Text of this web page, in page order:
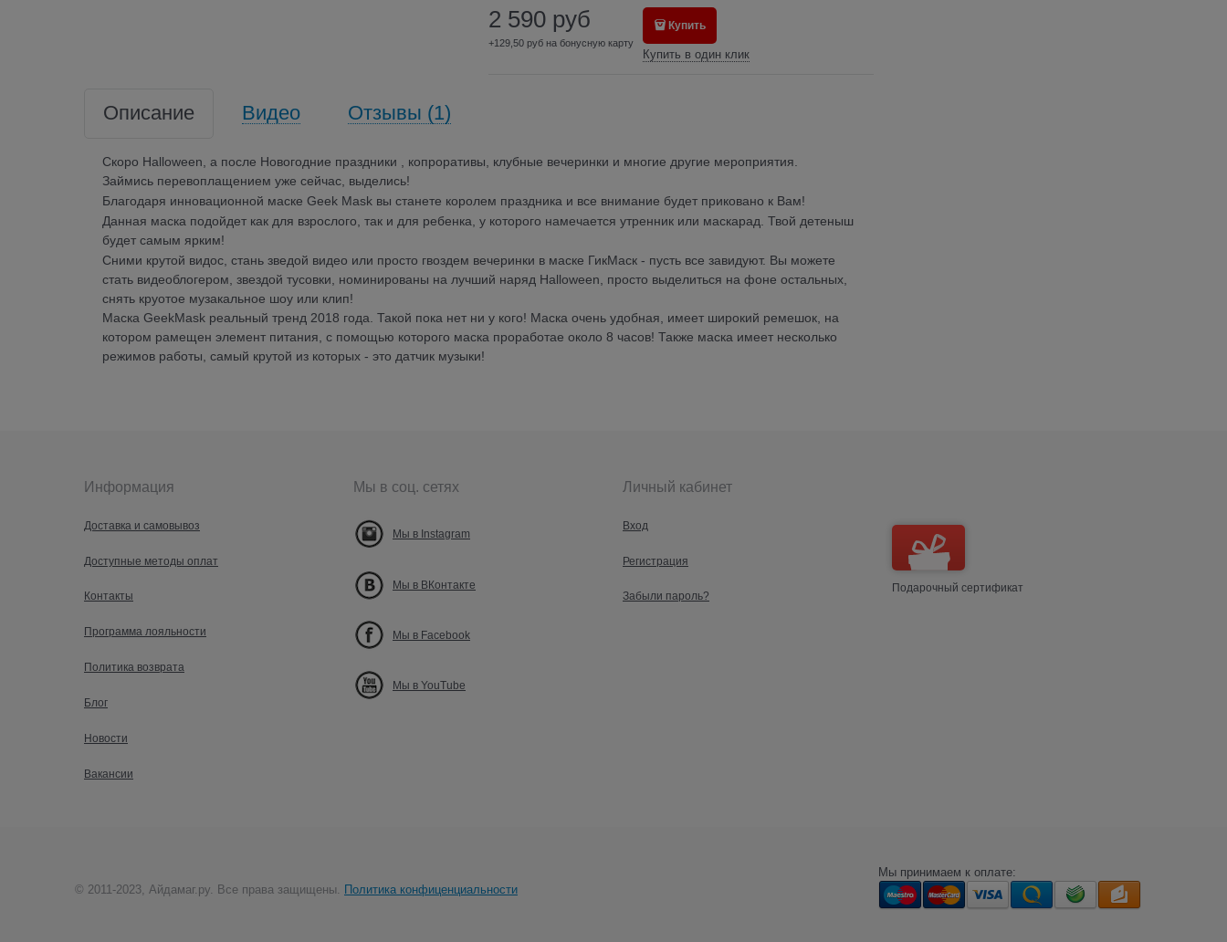
2 590 руб
+129,50 руб на бонусную карту
Купить
Купить в один клик
Описание Видео Отзывы (1)
Скоро Halloween, а после Новогодние праздники , копроративы, клубные вечеринки и многие другие мероприятия.
Займись перевоплащением уже сейчас, выделись!
Благодаря инновационной маске Geek Mask вы станете королем праздника и все внимание будет приковано к Вам!
Данная маска подойдет как для взрослого, так и для ребенка, у которого намечается утренник или маскарад. Твой детеныш
будет самым ярким!
Сними крутой видос, стань зведой видео или просто гвоздем вечеринки в маске ГикМаск - пусть все завидуют. Вы можете
стать видеоблогером, звездой тусовки, номинированы на лучший наряд Halloween, просто выделиться на фоне остальных,
снять круотое музакальное шоу или клип!
Маска GeekMask реальный тренд 2018 года. Такой пока нет ни у кого! Маска очень удобная, имеет широкий ремешок, на
котором рамещен элемент питания, с помощью которого маска проработае около 8 часов! Также маска имеет несколько
режимов работы, самый крутой из которых - это датчик музыки!
Информация
Доставка и самовывоз
Доступные методы оплат
Контакты
Программа лояльности
Политика возврата
Блог
Новости
Вакансии
Мы в соц. сетях
Мы в Instagram
Мы в ВКонтакте
Мы в Facebook
Мы в YouTube
Личный кабинет
Вход
Регистрация
Забыли пароль?
Подарочный сертификат
© 2011-2023, Айдамаг.ру. Все права защищены. Политика конфиценциальности
Мы принимаем к оплате: